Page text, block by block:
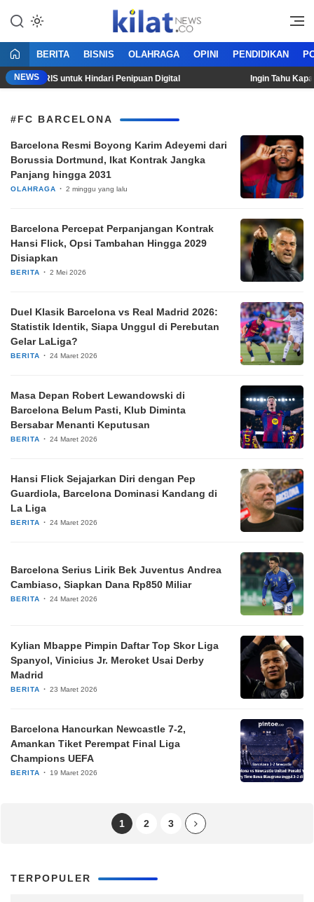
KilatNews.co
Mencerdaskan Anak Bangsa
BERITA BISNIS OLAHRAGA OPINI PENDIDIKAN
NEWSQRIS untuk Hindari Penipuan Digital Ingin Tahu
#FC BARCELONA
Barcelona Resmi Boyong Karim Adeyemi dari
Borussia Dortmund, Ikat Kontrak Jangka
Panjang hingga 2031
OLAHRAGA 2 minggu yang lalu
Barcelona Percepat Perpanjangan Kontrak
Hansi Flick, Opsi Tambahan Hingga 2029
Disiapkan
BERITA 2 Mei 2026
Duel Klasik Barcelona vs Real Madrid 2026:
Statistik Identik, Siapa Unggul di Perebutan
Gelar LaLiga?
BERITA 24 Maret 2026
Masa Depan Robert Lewandowski di
Barcelona Belum Pasti, Klub Diminta
Bersabar Menanti Keputusan
BERITA 24 Maret 2026
Hansi Flick Sejajarkan Diri dengan Pep
Guardiola, Barcelona Dominasi Kandang di
La Liga
BERITA 24 Maret 2026
Barcelona Serius Lirik Bek Juventus Andrea
Cambiaso, Siapkan Dana Rp850 Miliar
BERITA 24 Maret 2026
Kylian Mbappe Pimpin Daftar Top Skor Liga
Spanyol, Vinicius Jr. Meroket Usai Derby
Madrid
BERITA 23 Maret 2026
Barcelona Hancurkan Newcastle 7-2,
Amankan Tiket Perempat Final Liga
Champions UEFA
BERITA 19 Maret 2026
1 2 3
TERPOPULER